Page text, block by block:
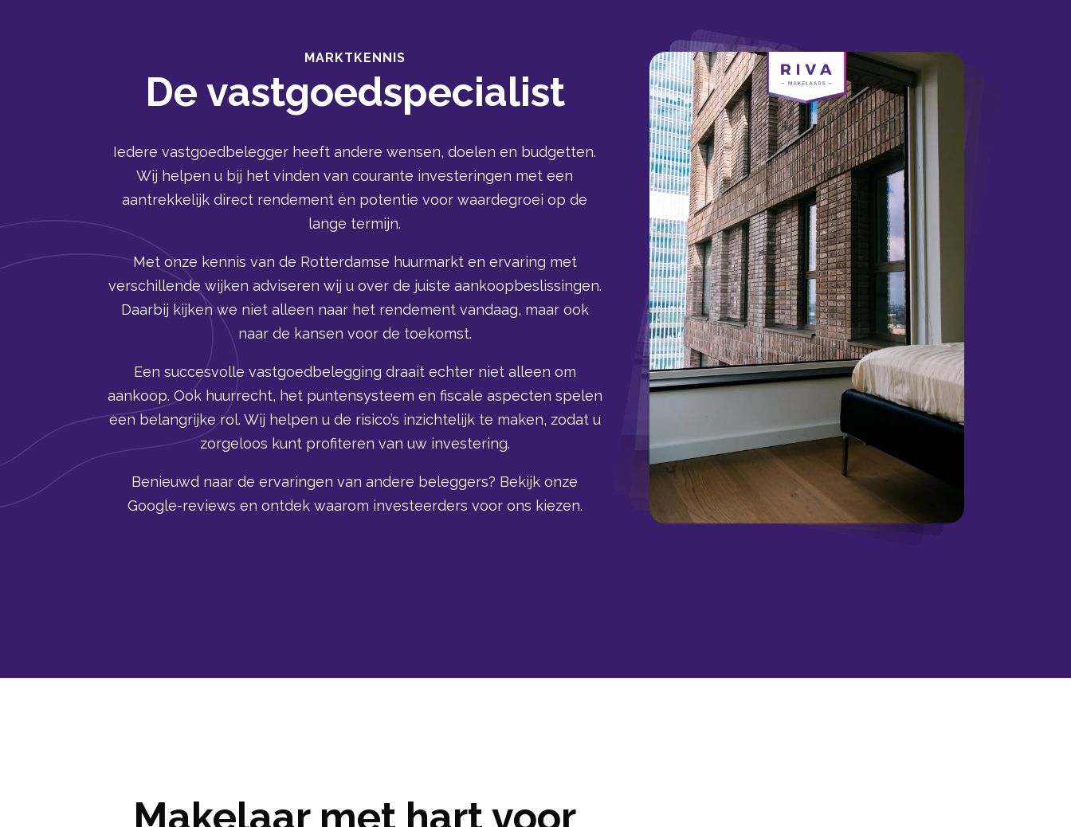
MARKTKENNIS
De vastgoedspecialist
Iedere vastgoedbelegger heeft andere wensen, doelen en budgetten.
Wij helpen u bij het vinden van courante investeringen met een
aantrekkelijk direct rendement én potentie voor waardegroei op de
lange termijn.
Met onze kennis van de Rotterdamse huurmarkt en ervaring met
verschillende wijken adviseren wij u over de juiste aankoopbeslissingen.
Daarbij kijken we niet alleen naar het rendement vandaag, maar ook
naar de kansen voor de toekomst.
Een succesvolle vastgoedbelegging draait echter niet alleen om
aankoop. Ook huurrecht, het puntensysteem en fiscale aspecten spelen
een belangrijke rol. Wij helpen u de risico’s inzichtelijk te maken, zodat u
zorgeloos kunt profiteren van uw investering.
Benieuwd naar de ervaringen van andere beleggers? Bekijk onze
Google-reviews en ontdek waarom investeerders voor ons kiezen.
Makelaar met hart voor